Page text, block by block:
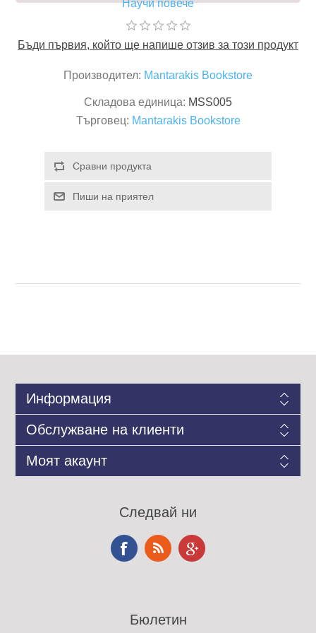
Бъди първия, който ще напише отзив за този продукт
Производител: Mantarakis Bookstore
Складова единица: MSS005
Търговец: Mantarakis Bookstore
Информация
Обслужване на клиенти
Моят акаунт
Следвай ни
Бюлетин
Научи повече